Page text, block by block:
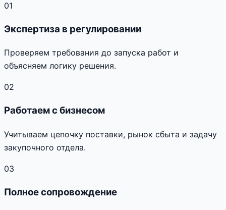
01
Экспертиза в регулировании
Проверяем требования до запуска работ и
объясняем логику решения.
02
Работаем с бизнесом
Учитываем цепочку поставки, рынок сбыта и задачу
закупочного отдела.
03
Полное сопровождение